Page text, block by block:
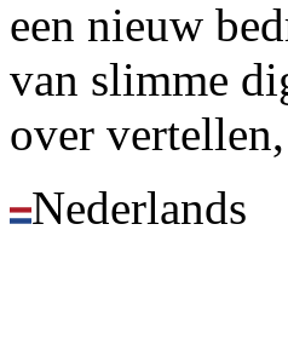
een nieuw
van slimme
over
Nederlands